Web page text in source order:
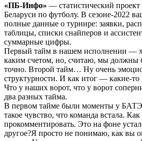
«ПБ-Инфо» — статистический
Беларуси по футболу. В сезоне-2022
полные данные о турнире: заявки,
таблицы, списки снайперов и
суммарные цифры.
Первый тайм в нашем исполнении —
каким счетом, но, считаю, мы должны
точно. Второй тайм… Ну очень
структурности. И как итог — какие-
Что у наших ворот, что у ворот
два разных тайма.
В первом тайме были моменты у
такое чувство, что команда встала.
прокомментировать. Это на фоне
другое?Я просто не понимаю, как вы